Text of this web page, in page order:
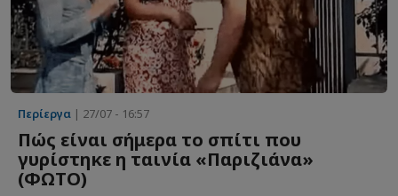
Περίεργα | 27/07 - 16:57
Πώς είναι σήμερα το σπίτι που
γυρίστηκε η ταινία «Παριζιάνα»
(ΦΩΤΟ)